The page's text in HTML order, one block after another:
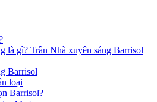
là gì? Trần Nhà xuyên sáng Barrisol
Barrisol
loại
Barrisol?